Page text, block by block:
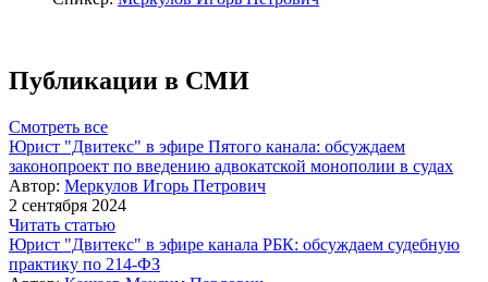
Публикации в СМИ
Смотреть все
Юрист "Двитекс" в эфире Пятого канала: обсуждаем
законопроект по введению адвокатской монополии в судах
Автор: Меркулов Игорь Петрович
2 сентября 2024
Читать статью
Юрист "Двитекс" в эфире канала РБК: обсуждаем судебную
практику по 214-ФЗ